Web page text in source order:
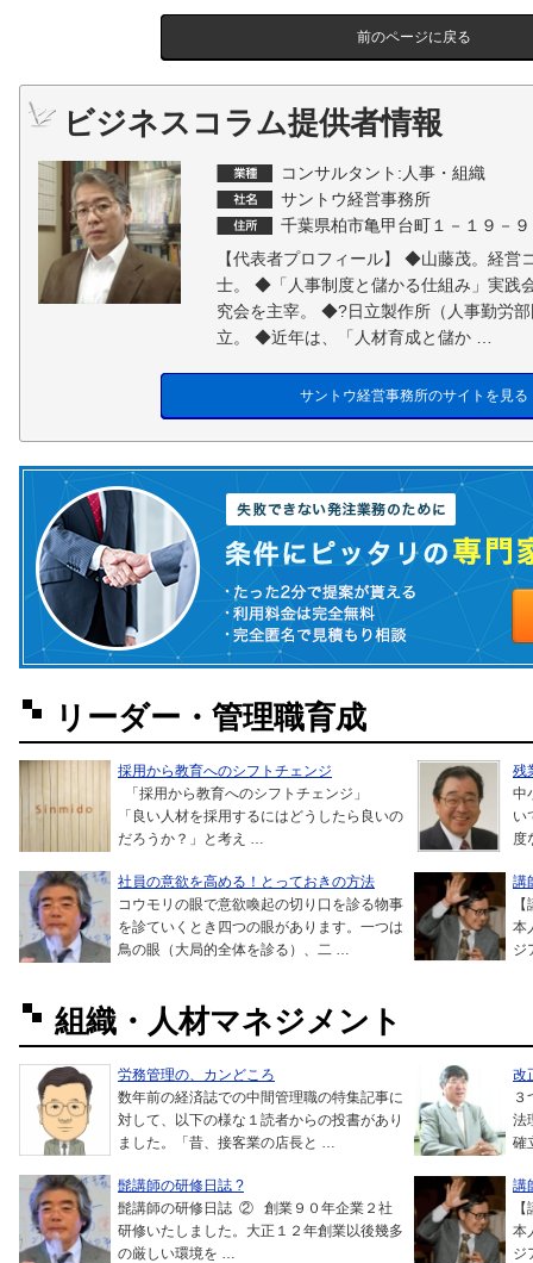
前のページに戻る
ビジネスコラム提供者情報
コンサルタント:人事・組織
サントウ経営事務所
千葉県柏市亀甲台町１－１９－９
【代表者プロフィール】 ◆山藤茂。経営
士。 ◆「人事制度と儲かる仕組み」実践
究会を主宰。 ◆?日立製作所（人事勤労
立。 ◆近年は、「人材育成と儲か …
サントウ経営事務所のサイトを見る
リーダー・管理職育成
採用から教育へのシフトチェンジ
「採用から教育へのシフトチェンジ」
「良い人材を採用するにはどうしたら良いの
だろうか？」と考え …
残
中
い
度
社員の意欲を高める！とっておきの方法
コウモリの眼で意欲喚起の切り口を診る物事
を診ていくとき四つの眼があります。一つは
鳥の眼（大局的全体を診る）、二 …
講
本
ジ
組織・人材マネジメント
労務管理の、カンどころ
数年前の経済誌での中間管理職の特集記事に
対して、以下の様な１読者からの投書があり
ました。「昔、接客業の店長と …
改
３
法
確
髭講師の研修日誌 ?
髭講師の研修日誌 ② 創業９０年企業２社
研修いたしました。大正１２年創業以後幾多
の厳しい環境を …
講
本
ジ